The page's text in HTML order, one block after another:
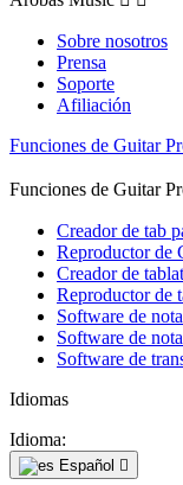
Sobre nosotros
Prensa
Soporte
Afiliación
Funciones de Guitar
Funciones de Guitar
Creador de tab
Reproductor de
Creador de
Reproductor de
Software de
Software de
Software de
Idiomas
Idioma:
Español 